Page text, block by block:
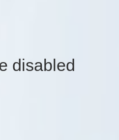
disabled